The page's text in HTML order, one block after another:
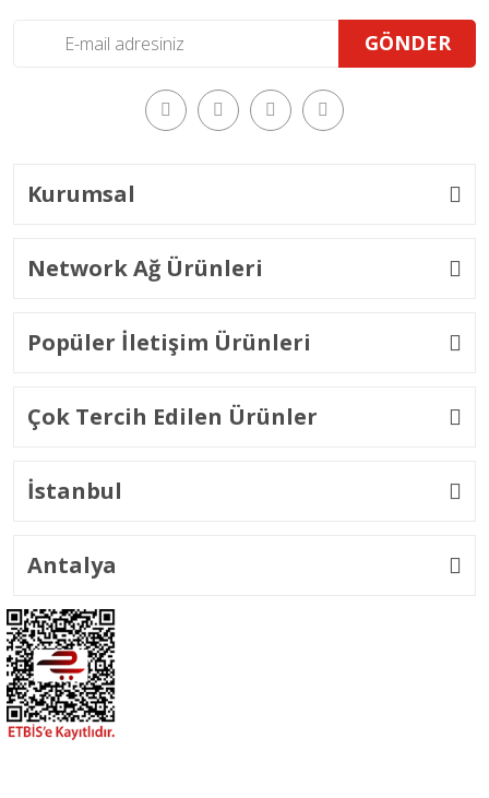
GÖNDER
Kurumsal
Network Ağ Ürünleri
Popüler İletişim Ürünleri
Çok Tercih Edilen Ürünler
İstanbul
Antalya